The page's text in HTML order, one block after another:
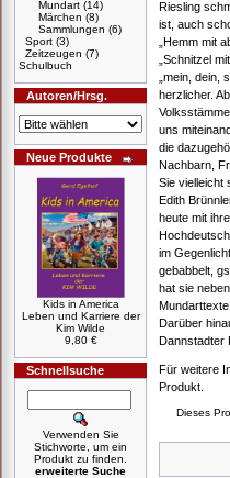
Mundart (14)
Märchen (8)
Sammlungen (6)
Sport (3)
Zeitzeugen (7)
Schulbuch
Autoren/Hrsg.
Neue Produkte
Kids in America
Leben und Karriere der
Kim Wilde
9,80 €
Schnellsuche
Verwenden Sie
Stichworte, um ein
Produkt zu finden.
erweiterte Suche
Riesling
ist, auch
„Hemm mit
„Schnitzel
„mein, dein,
herzlicher.
uns
die
Nachbarn,
Sie vielleicht
Edith
heute mit
im
gebabbelt,
hat sie
Darüber
Dannstadter
Für weitere
Produkt.
Dieses